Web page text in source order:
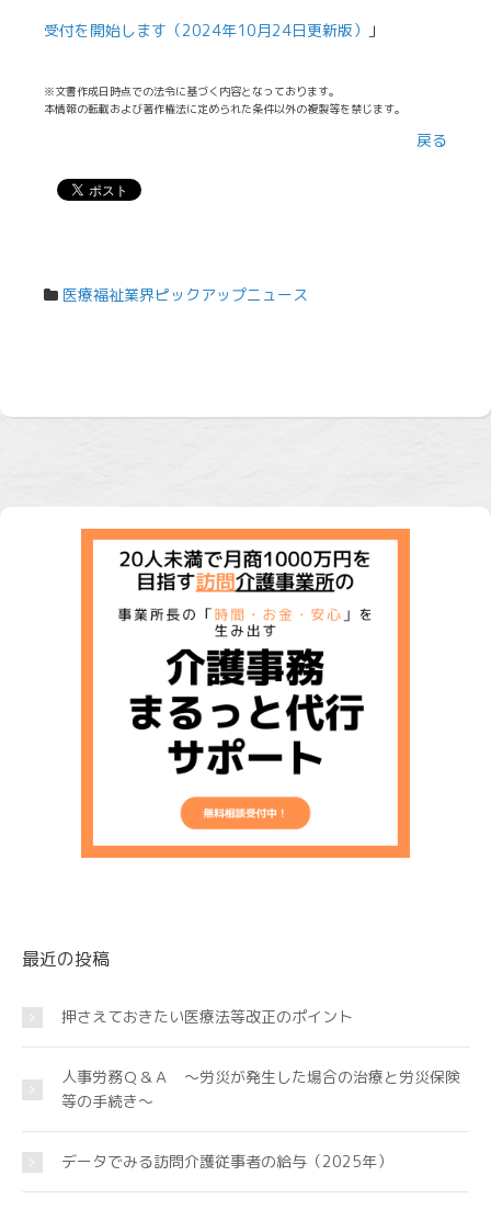
受付を開始します（2024年10月24日更新版）
」
※文書作成日時点での法令に基づく内容となっております。
本情報の転載および著作権法に定められた条件以外の複製等を禁じます。
戻る
医療福祉業界ピックアップニュース
最近の投稿
押さえておきたい医療法等改正のポイント
人事労務Ｑ＆Ａ ～労災が発生した場合の治療と労災保険
等の手続き～
データでみる訪問介護従事者の給与（2025年）